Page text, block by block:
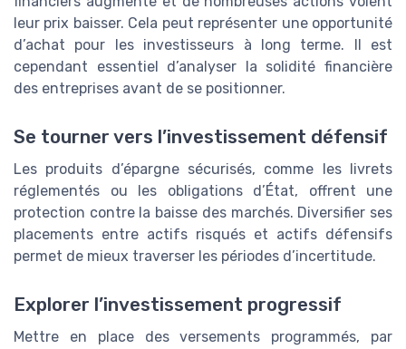
leur prix baisser. Cela peut représenter une opportunité
d’achat pour les investisseurs à long terme. Il est
cependant essentiel d’analyser la solidité financière
des entreprises avant de se positionner.
Se tourner vers l’investissement défensif
Les produits d’épargne sécurisés, comme les livrets
réglementés ou les obligations d’État, offrent une
protection contre la baisse des marchés. Diversifier ses
placements entre actifs risqués et actifs défensifs
permet de mieux traverser les périodes d’incertitude.
Explorer l’investissement progressif
Mettre en place des versements programmés, par